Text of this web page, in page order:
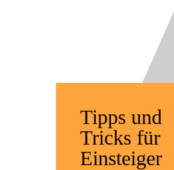
Tipps und
Tricks für
Einsteiger